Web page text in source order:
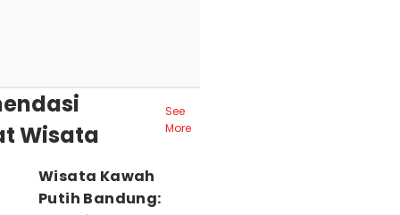
Wisata
See
More
Wisata Kawah
Putih Bandung: